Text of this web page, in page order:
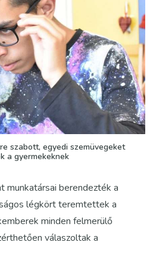
szabott, egyedi szemüvegeket
a gyermekeknek
munkatársai berendezték a
légkört teremtettek a
minden felmerülő
válaszoltak a